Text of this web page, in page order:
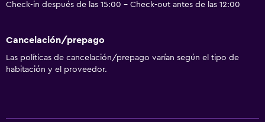
Estacionamiento y transporte
Baño
Check-in después de las 15:00 - Check-out antes de las 12:00
Cancelación/prepago
Las políticas de cancelación/prepago varían según el tipo de
habitación y el proveedor.